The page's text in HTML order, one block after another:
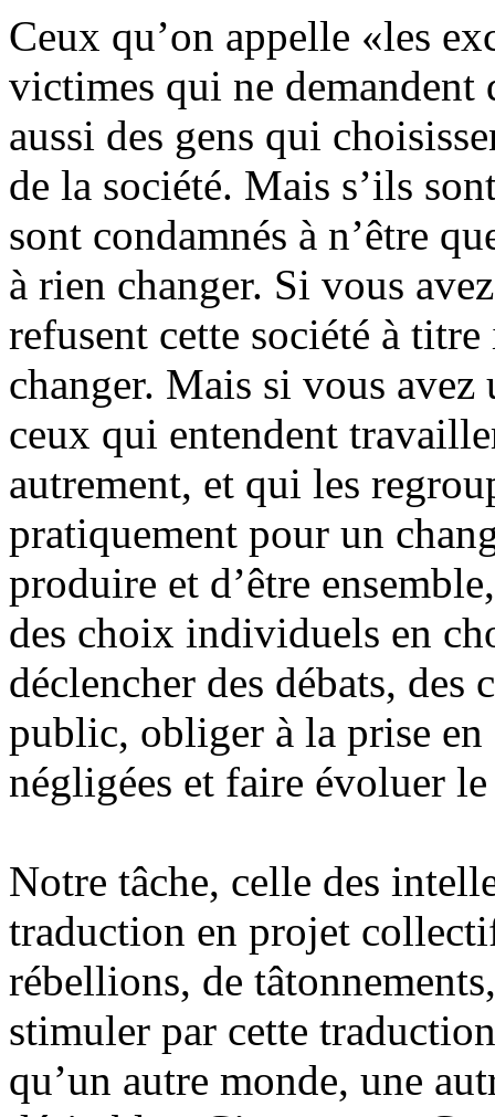
Ceux qu’on appelle «les
victimes qui ne demandent
aussi des gens qui
de la société. Mais s’ils
sont condamnés à n’être
à rien changer. Si vous
refusent cette société à
changer. Mais si vous
ceux qui entendent
autrement, et qui les
pratiquement pour un
produire et d’être
des choix individuels en
déclencher des débats, des
public, obliger à la prise
négligées et faire évoluer
Notre tâche, celle des
traduction en projet
rébellions, de
stimuler par cette
qu’un autre monde, une